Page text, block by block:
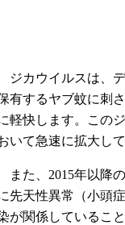
ジカウイルスは、
有するヤブ蚊に刺
軽快します。この
いて急速に拡大して
また、2015年以降
先天性異常（小頭
が関係しているこ